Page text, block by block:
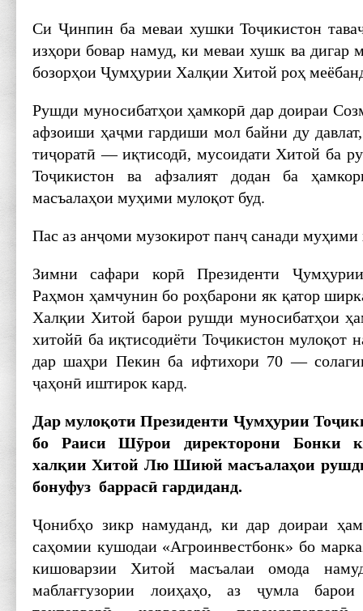
Си Ҷинпин ба меваи хушки Тоҷикистон
изҳори бовар намуд, ки меваи хушк ва дигар
бозорҳои Ҷумҳурии Халқии Хитой роҳ
Рушди муносибатҳои ҳамкорӣ дар доираи
афзоиши ҳаҷми гардиши мол байни ду
тиҷоратӣ — иқтисодӣ, мусоидати Хитой ба
Тоҷикистон ва афзалият додан ба
масъалаҳои муҳими мулоқот буд.
Пас аз анҷоми музокирот панҷ санади муҳими
Зимни сафари корӣ Президенти
Раҳмон ҳамчунин бо роҳбарони як қатор
Халқии Хитой барои рушди муносибатҳои
хитойӣ ба иқтисодиёти Тоҷикистон мулоқот
дар шаҳри Пекин ба ифтихори 70 —
ҷаҳонӣ иштирок кард.
Дар мулоқоти Президенти Ҷумҳурии То
бо Раиси Шӯрои директорони Бонки
халқии Хитой Лю Шиюй масъалаҳои
бонуфуз баррасӣ гардиданд.
Ҷонибҳо зикр намуданд, ки дар доираи
саҳомии кушодаи «Агроинвестбонк» бо
кишоварзии Хитой масъалаи омода
маблағгузории лоиҳаҳо, аз ҷумла